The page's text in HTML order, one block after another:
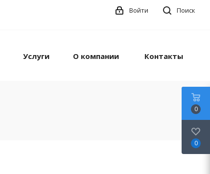
Поиск
Войти
Услуги О компании Контакты
0
0